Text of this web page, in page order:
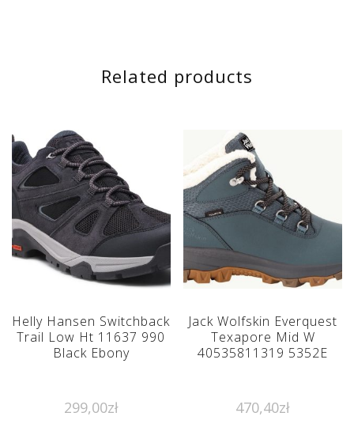
Related products
Helly Hansen Switchback
Trail Low Ht 11637 990
Black Ebony
299,00zł
Jack Wolfskin Everquest
Texapore Mid W
40535811319 5352E
470,40zł